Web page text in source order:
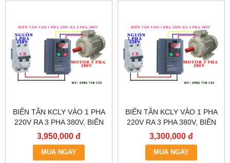
BIẾN TẦN KCLY VÀO 1 PHA
220V RA 3 PHA 380V, BIẾN
TẦN KCLY KOC600-
2R2GT3-B
3,950,000 đ
MUA NGAY
BIẾN TẦN KCLY VÀO 1 PHA
220V RA 3 PHA 380V, BIẾN
TẦN KCLY KOC600-
1R5GT3-B
3,300,000 đ
MUA NGAY